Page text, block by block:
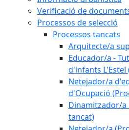
Verificació de
Processos de selecció
Processos tancats
Arquitecte/a
Educador/a -
d'infants L'Estel
Netejador/a
d'Ocupació
Dinamitzador/a
tancat)